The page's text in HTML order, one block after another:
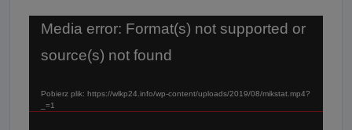
Odtwarzacz
Media error: Format(s) not supported or
source(s) not found
Pobierz plik: https://wlkp24.info/wp-content/uploads/2019/08/mikstat.mp4?
_=1